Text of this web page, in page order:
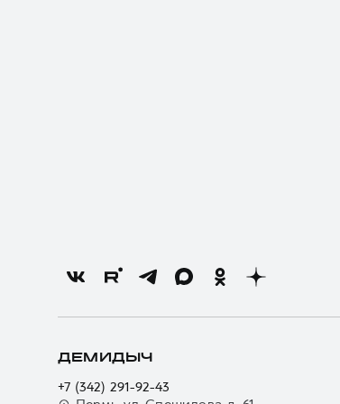
ДЕМИДЫЧ
+7 (342) 291-92-43